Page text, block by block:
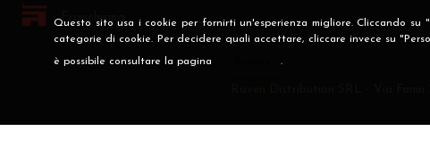
Questo sito usa i cookie per fornirti un'esperienza migliore. Cliccando
categorie di cookie. Per decidere quali accettare, cliccare invece su
è possibile consultare la pagina .
Franchising